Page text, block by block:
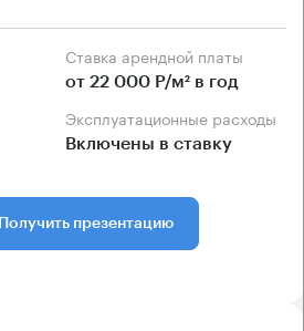
Ставка арендной платы
от 22 000 Р/м² в год
Эксплуатационные расходы
Включены в ставку
Получить презентацию